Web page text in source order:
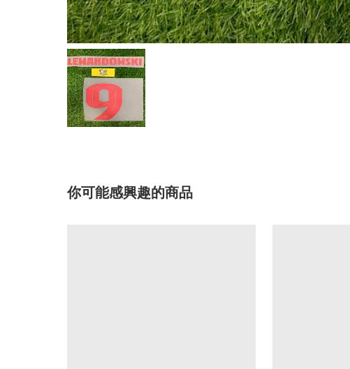
你可能感興趣的商品